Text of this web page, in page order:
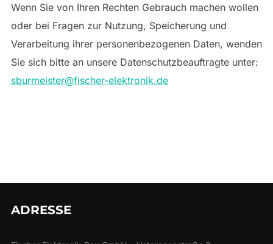
Wenn Sie von Ihren Rechten Gebrauch machen wollen
oder bei Fragen zur Nutzung, Speicherung und
Verarbeitung ihrer personenbezogenen Daten, wenden
Sie sich bitte an unsere Datenschutzbeauftragte unter:
sburmeister@fischer-elektronik.de
ADRESSE